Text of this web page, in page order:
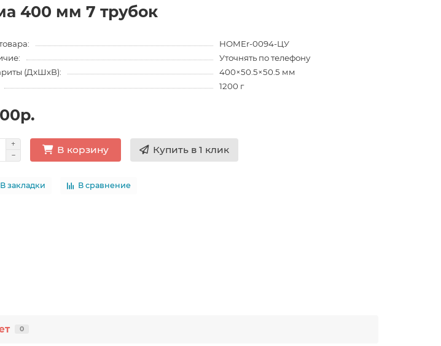
400 мм 7 трубок
HOMEr-0094-ЦУ
Уточнять по телефону
(ДхШхВ):
400×50.5×50.5 мм
1200 г
В корзину Купить в 1 клик
В закладки В сравнение
0